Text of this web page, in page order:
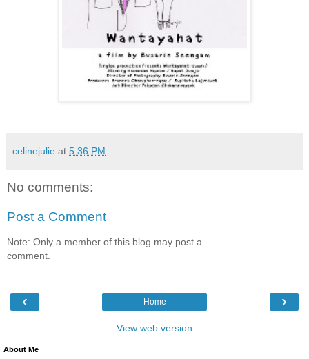
celinejulie at 5:36 PM
No comments:
Post a Comment
Note: Only a member of this blog may post a
comment.
‹ ›
Home
View web version
About Me